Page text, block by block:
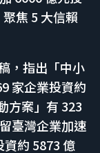
焦 5 大信賴
，指出「中小
家企業投資約
方案」有 323
臺灣企業加速
約 5873 億